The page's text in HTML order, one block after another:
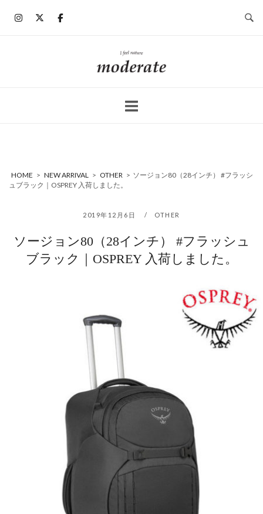
ホ
ー
HOME > NEW ARRIVAL > OTHER > ソージョン80（28インチ） #フラッシ
ュブラック｜OSPREY 入荷しました。
2019年12月6日 OTHER
ソージョン80（28インチ） #フラッシュ
ブラック｜OSPREY 入荷しました。